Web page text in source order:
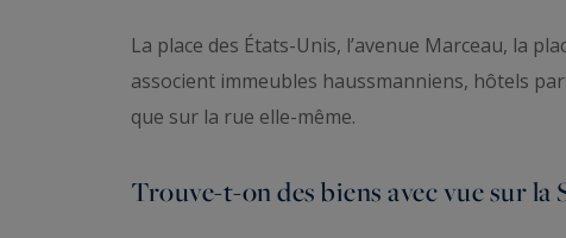
La place des États-Unis, l’avenue Marceau, la
associent immeubles haussmanniens, hôtels
que sur la rue elle-même.
Trouve-t-on des biens avec vue sur la